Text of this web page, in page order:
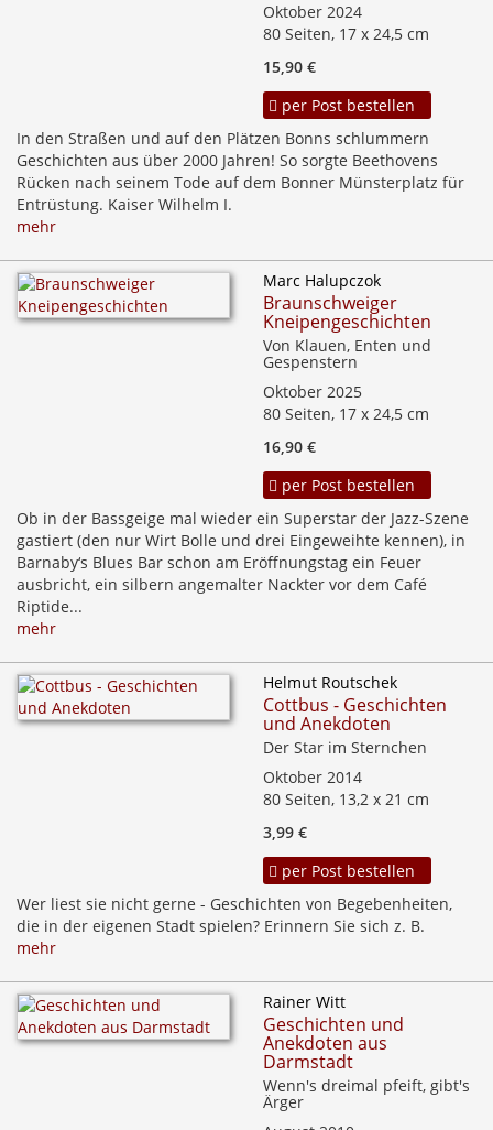
Oktober 2024
80 Seiten, 17 x 24,5 cm
15,90 €
per Post bestellen
In den Straßen und auf den Plätzen Bonns schlummern
Geschichten aus über 2000 Jahren! So sorgte Beethovens
Rücken nach seinem Tode auf dem Bonner Münsterplatz für
Entrüstung. Kaiser Wilhelm I.
mehr
Marc Halupczok
Braunschweiger
Kneipengeschichten
Von Klauen, Enten und
Gespenstern
Oktober 2025
80 Seiten, 17 x 24,5 cm
16,90 €
per Post bestellen
Ob in der Bassgeige mal wieder ein Superstar der Jazz-Szene
gastiert (den nur Wirt Bolle und drei Eingeweihte kennen), in
Barnaby‘s Blues Bar schon am Eröffnungstag ein Feuer
ausbricht, ein silbern angemalter Nackter vor dem Café
Riptide...
mehr
Helmut Routschek
Cottbus - Geschichten
und Anekdoten
Der Star im Sternchen
Oktober 2014
80 Seiten, 13,2 x 21 cm
3,99 €
per Post bestellen
Wer liest sie nicht gerne - Geschichten von Begebenheiten,
die in der eigenen Stadt spielen? Erinnern Sie sich z. B.
mehr
Rainer Witt
Geschichten und
Anekdoten aus
Darmstadt
Wenn's dreimal pfeift, gibt's
Ärger